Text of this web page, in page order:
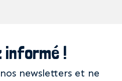
informé !
newsletters et ne